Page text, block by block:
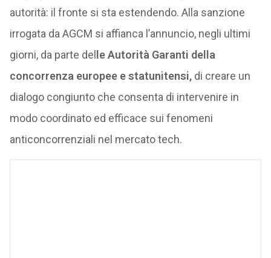
autorità: il fronte si sta estendendo. Alla sanzione
irrogata da AGCM si affianca l’annuncio, negli ultimi
giorni, da parte del le Autorità Garanti della
concorrenza europee e statunitensi,di creare un
dialogo congiunto che consenta di intervenire in
modo coordinato ed efficace sui fenomeni
anticoncorrenziali nel mercato tech.